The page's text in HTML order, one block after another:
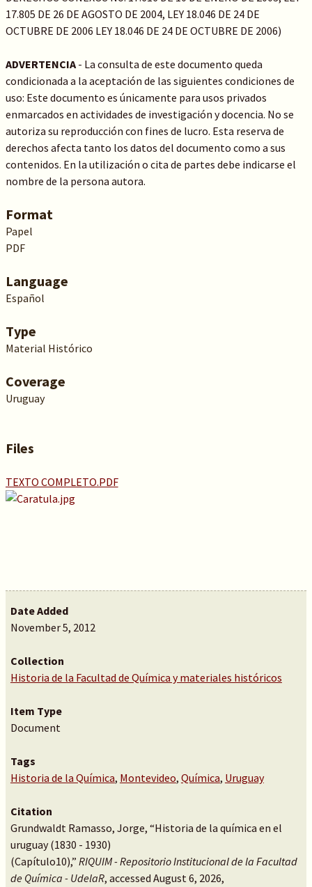
17.805 DE 26 DE AGOSTO DE 2004, LEY 18.046 DE 24 DE
OCTUBRE DE 2006 LEY 18.046 DE 24 DE OCTUBRE DE 2006)
ADVERTENCIA- La consulta de este documento queda
condicionada a la aceptación de las siguientes condiciones de
uso: Este documento es únicamente para usos privados
enmarcados en actividades de investigación y docencia. No se
autoriza su reproducción con fines de lucro. Esta reserva de
derechos afecta tanto los datos del documento como a sus
contenidos. En la utilización o cita de partes debe indicarse el
nombre de la persona autora.
Format
Papel
PDF
Language
Español
Type
Material Histórico
Coverage
Uruguay
Files
TEXTO COMPLETO.PDF
Date Added
November 5, 2012
Collection
Historia de la Facultad de Química y materiales históricos
Item Type
Document
Tags
Historia de la Química, Montevideo, Química, Uruguay
Citation
Grundwaldt Ramasso, Jorge, “Historia de la química en el
uruguay (1830 - 1930)
(Capítulo10),” RIQUIM - Repositorio Institucional de la Facultad
de Química - UdelaR, accessed August 6, 2026,